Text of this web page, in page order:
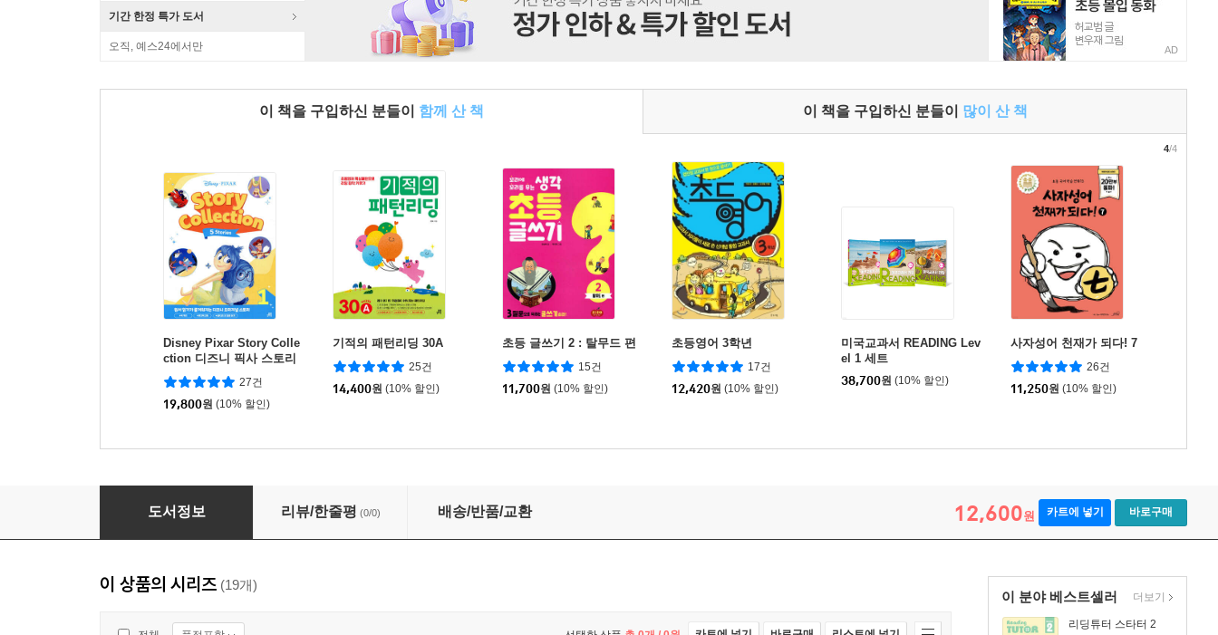
기간 한정 특가 도서
오직, 예스24에서만 AD
이 책을 구입하신 분들이 함께 산 책 이 책을 구입하신 분들이 많이 산 책
Disney Pixar Story Colle
ction 디즈니 픽사 스토리
콜렉션 1
27건
19,800원 (10% 할인)
기적의 패턴리딩 30A
25건
14,400원 (10% 할인)
초등 글쓰기 2 : 탈무드 편
15건
11,700원 (10% 할인)
초등영어 3학년
17건
12,420원 (10% 할인)
미국교과서 READING Lev
el 1 세트
38,700원 (10% 할인)
사자성어 천재가 되다! 7
26건
11,250원 (10% 할인)
4/4
진짜 진짜 초등 영어 읽기 1
도서정보 리뷰/한줄평 (0/0) 배송/반품/교환 12,600원 카트에 넣기 바로구매
이 분야 베스트셀러
리딩튜터 스타터 2
더보기
이 상품의 시리즈 (19개)